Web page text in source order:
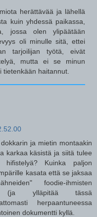
herättävää ja lähellä
kuin yhdessä paikassa,
jossa olen ylipäätään
oli minulle sitä, ettei
tarjoilijan työtä, eivät
mutta ei se minun
tietenkään haitannut.
ja mietin montaakin
karkaa käsistä ja siitä tulee
hifistelyä? Kuinka paljon
kasata että se jaksaa
foodie-ihmisten
(ja ylläpitää tässä
herpaantuneessa
dokumentti kyllä.